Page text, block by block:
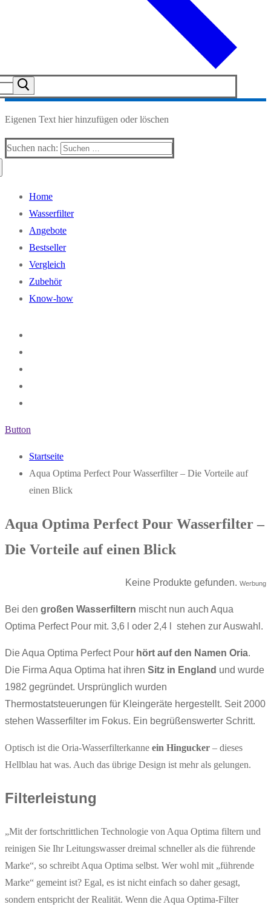
Eigenen Text hier hinzufügen oder löschen
Suchen nach:
Home
Wasserfilter
Angebote
Bestseller
Vergleich
Zubehör
Know-how
Button
Startseite
Aqua Optima Perfect Pour Wasserfilter – Die Vorteile auf
einen Blick
Aqua Optima Perfect Pour Wasserfilter –
Die Vorteile auf einen Blick
Keine Produkte gefunden. Werbung
Bei den großen Wasserfiltern mischt nun auch Aqua
Optima Perfect Pour mit. 3,6 l oder 2,4 l stehen zur Auswahl.
Die Aqua Optima Perfect Pour hört auf den Namen Oria.
Die Firma Aqua Optima hat ihren Sitz in England und wurde
1982 gegründet. Ursprünglich wurden
Thermostatsteuerungen für Kleingeräte hergestellt. Seit 2000
stehen Wasserfilter im Fokus. Ein begrüßenswerter Schritt.
Optisch ist die Oria-Wasserfilterkanne ein Hingucker – dieses
Hellblau hat was. Auch das übrige Design ist mehr als gelungen.
Filterleistung
„Mit der fortschrittlichen Technologie von Aqua Optima filtern und
reinigen Sie Ihr Leitungswasser dreimal schneller als die führende
Marke“, so schreibt Aqua Optima selbst. Wer wohl mit „führende
Marke“ gemeint ist? Egal, es ist nicht einfach so daher gesagt,
sondern entspricht der Realität. Wenn die Aqua Optima-Filter